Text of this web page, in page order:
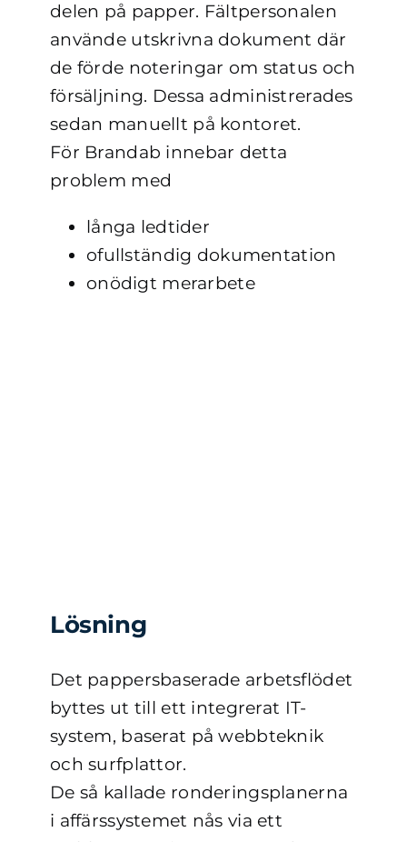
delen på papper. Fältpersonalen
använde utskrivna dokument där
de förde noteringar om status och
försäljning. Dessa administrerades
sedan manuellt på kontoret.
För Brandab innebar detta
problem med
långa ledtider
ofullständig dokumentation
onödigt merarbete
Lösning
Det pappersbaserade arbetsflödet
byttes ut till ett integrerat IT-
system, baserat på webbteknik
och surfplattor.
De så kallade ronderingsplanerna
i affärssystemet nås via ett